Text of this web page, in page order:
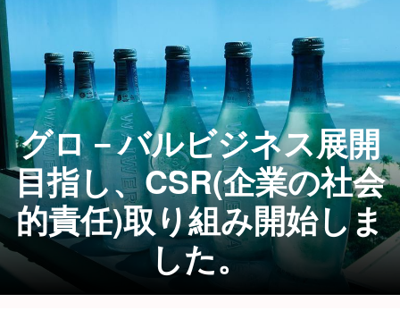
グロ－バルビジネス展開
目指し、CSR(企業の社会
的責任)取り組み開始しま
した。